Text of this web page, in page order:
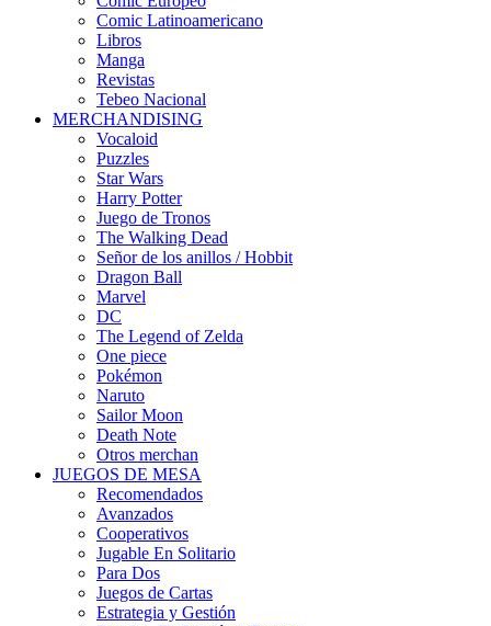
Comic Latinoamericano
Libros
Manga
Revistas
Tebeo Nacional
MERCHANDISING
Vocaloid
Puzzles
Star Wars
Harry Potter
Juego de Tronos
The Walking Dead
Señor de los anillos / Hobbit
Dragon Ball
Marvel
DC
The Legend of Zelda
One piece
Pokémon
Naruto
Sailor Moon
Death Note
Otros merchan
JUEGOS DE MESA
Recomendados
Avanzados
Cooperativos
Jugable En Solitario
Para Dos
Juegos de Cartas
Estrategia y Gestión